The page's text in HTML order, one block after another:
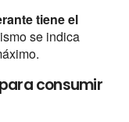
tiene el
se indica
consumir